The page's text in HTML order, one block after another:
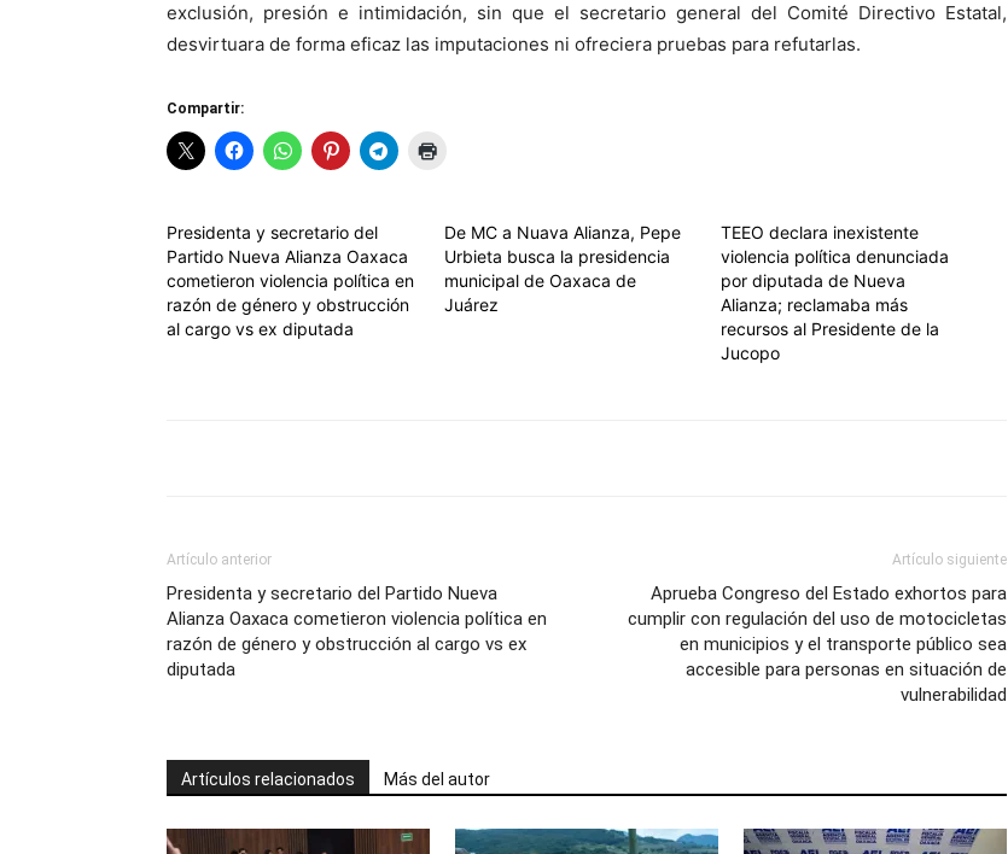
exclusión, presión e intimidación, sin que el secretario general del Comité Directivo Estatal,
desvirtuara de forma eficaz las imputaciones ni ofreciera pruebas para refutarlas.
Compartir:
Presidenta y secretario del
Partido Nueva Alianza Oaxaca
cometieron violencia política en
razón de género y obstrucción
al cargo vs ex diputada
De MC a Nuava Alianza, Pepe
Urbieta busca la presidencia
municipal de Oaxaca de
Juárez
TEEO declara inexistente
violencia política denunciada
por diputada de Nueva
Alianza; reclamaba más
recursos al Presidente de la
Jucopo
Artículo anterior
Presidenta y secretario del Partido Nueva
Alianza Oaxaca cometieron violencia política en
razón de género y obstrucción al cargo vs ex
diputada
Artículo siguiente
Aprueba Congreso del Estado exhortos para
cumplir con regulación del uso de motocicletas
en municipios y el transporte público sea
accesible para personas en situación de
vulnerabilidad
Artículos relacionados Más del autor